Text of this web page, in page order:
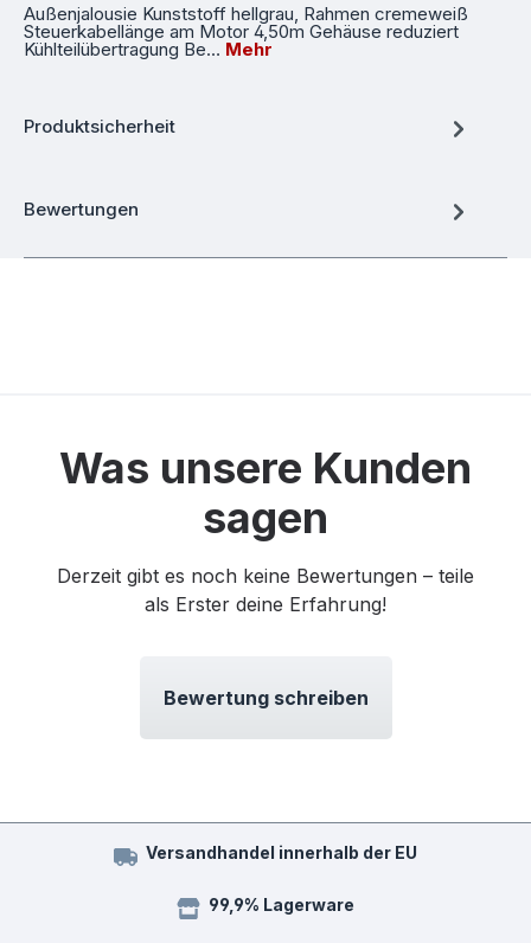
Außenjalousie Kunststoff hellgrau, Rahmen cremeweiß
Steuerkabellänge am Motor 4,50m Gehäuse reduziert
Kühlteilübertragung Be… Mehr
Produktsicherheit
Bewertungen
Was unsere Kunden
sagen
Derzeit gibt es noch keine Bewertungen – teile
als Erster deine Erfahrung!
Bewertung schreiben
Versandhandel innerhalb der EU
99,9% Lagerware